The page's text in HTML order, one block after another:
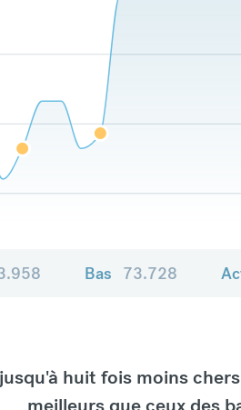
Bas 73.728
huit fois moins
meilleurs que ceux des